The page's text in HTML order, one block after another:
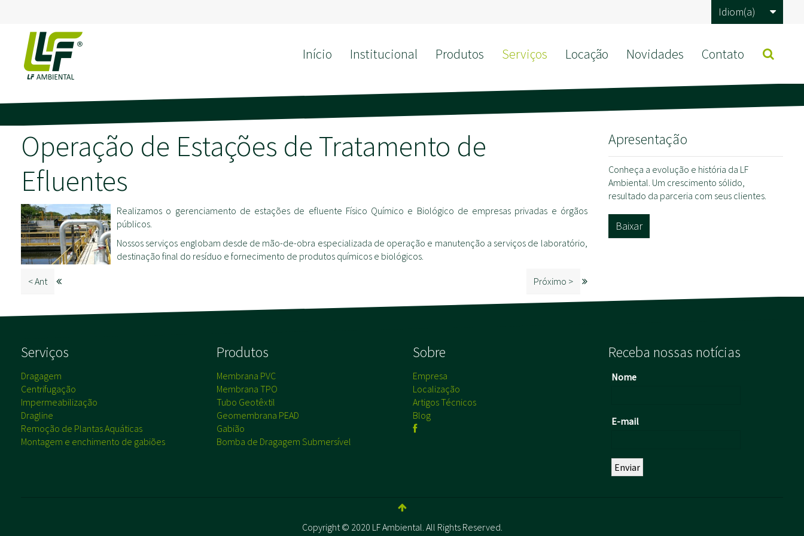
Idiom(a)
Início Institucional Produtos Serviços Locação Novidades Contato
Operação de Estações de Tratamento de
Efluentes
Realizamos o gerenciamento de estações de efluente Físico Químico e Biológico de empresas privadas e órgãos
públicos.
Nossos serviços englobam desde de mão-de-obra especializada de operação e manutenção a serviços de laboratório,
destinação final do resíduo e fornecimento de produtos químicos e biológicos.
< Ant Próximo >
Apresentação
Conheça a evolução e história da LF
Ambiental. Um crescimento sólido,
resultado da parceria com seus clientes.
Baixar
Serviços
Dragagem
Centrifugação
Impermeabilização
Dragline
Remoção de Plantas Aquáticas
Montagem e enchimento de gabiões
Produtos
Membrana PVC
Membrana TPO
Tubo Geotêxtil
Geomembrana PEAD
Gabião
Bomba de Dragagem Submersível
Sobre
Empresa
Localização
Artigos Técnicos
Blog
Receba nossas notícias
Nome
E-mail
Copyright © 2020 LF Ambiental. All Rights Reserved.